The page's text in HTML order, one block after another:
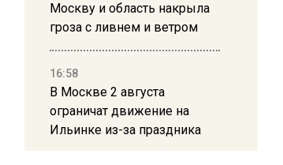
Москву и область накрыла
гроза с ливнем и ветром
16:58
В Москве 2 августа
ограничат движение на
Ильинке из-за праздника